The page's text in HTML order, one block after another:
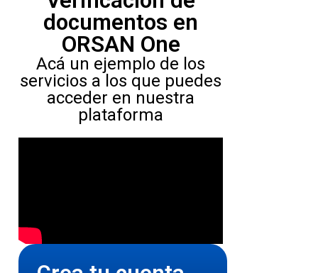
Verificación de
documentos en
ORSAN One
Acá un ejemplo de los
servicios a los que puedes
acceder en nuestra
plataforma